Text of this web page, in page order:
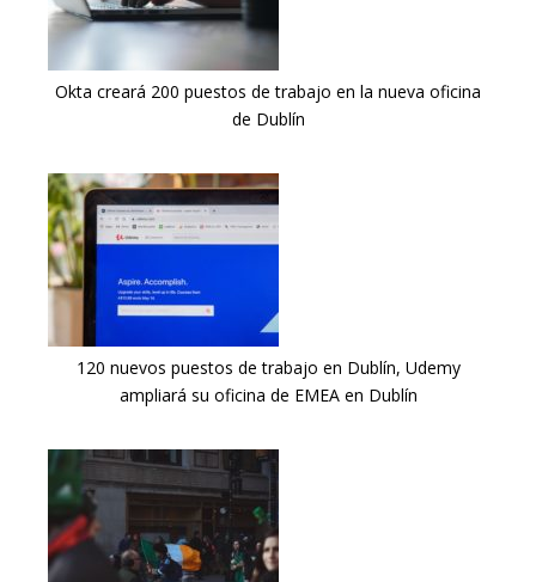
Okta creará 200 puestos de trabajo en la nueva oficina
de Dublín
120 nuevos puestos de trabajo en Dublín, Udemy
ampliará su oficina de EMEA en Dublín